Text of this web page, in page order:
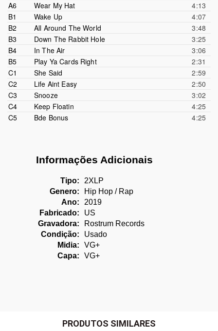
Phonte
A6
Wear My Hat
4:13
B1
Wake Up
ID Labs SAP
4:07
B2
All Around The World
Just Blaze
3:48
B3
Down The Rabbit Hole
3:25
B4
In The Air
Ritz Reynolds
3:06
B5
Play Ya Cards Right
2:31
C1
She Said
Khrysis
2:59
C2
Life Aint Easy
2:50
C3
Snooze
ID Labs
3:02
C4
Keep Floatin
4:25
C5
Bde Bonus 4:25
Informações Adicionais
Tipo:
2XLP
Genero:
Hip Hop / Rap
Ano:
2019
Fabricado:
US
Gravadora:
Rostrum Records
Condição:
Usado
Midia:
VG+
Capa:
VG+
PRODUTOS SIMILARES